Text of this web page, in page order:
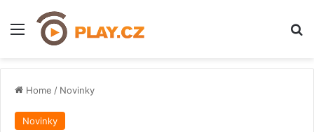
Menu
Home / Novinky
Novinky